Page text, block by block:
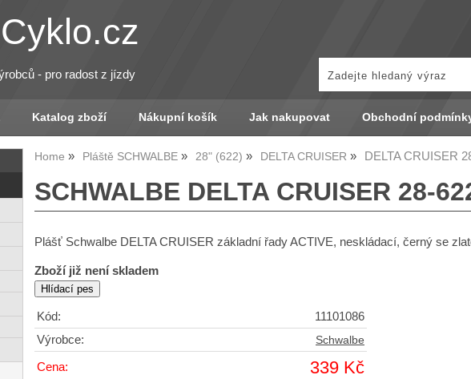
- pro radost z jízdy
Katalog zboží Nákupní košík Jak nakupovat Obchodní
Home Pláště SCHWALBE 28" (622) DELTA CRUISER DELTA CRUISER
SCHWALBE DELTA CRUISER 28-
Plášť Schwalbe DELTA CRUISER základní řady ACTIVE, neskládací, černý se
Zboží již není skladem
Kód:
11101086
Výrobce:
Schwalbe
Cena: 339 Kč